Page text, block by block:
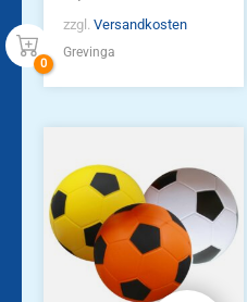
zzgl. Versandkosten
Grevinga